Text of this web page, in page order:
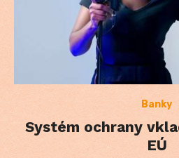
Banky
Systém ochrany
EÚ